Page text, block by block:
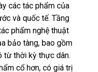
các tác phẩm của
và quốc tế. Tầng
phẩm nghệ thuật
bảo tàng, bao gồm
từ thời kỳ thực dân.
cổ hơn, có giá trị